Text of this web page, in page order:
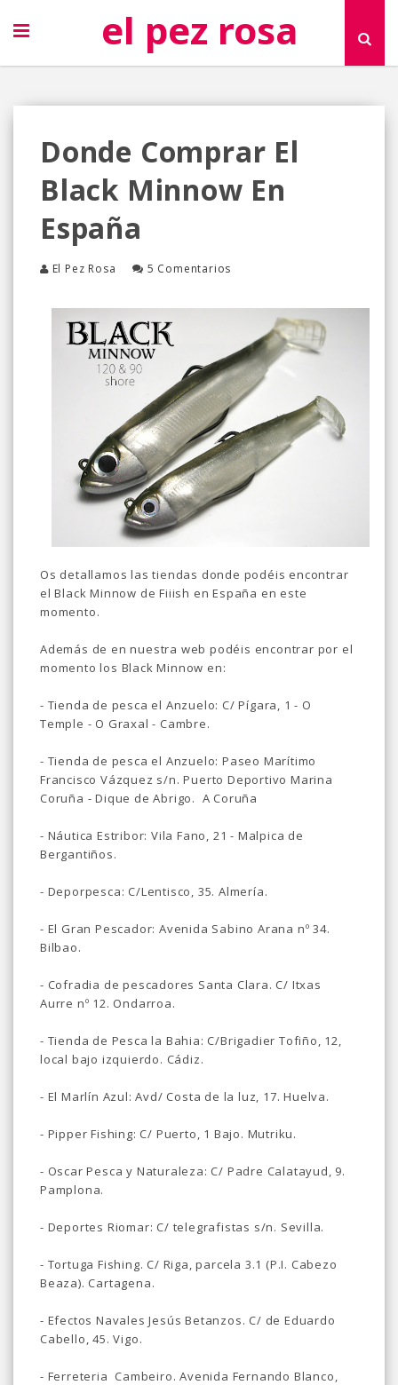
el pez rosa
Donde Comprar El
Black Minnow En
España
El Pez Rosa 5 Comentarios
Os detallamos las tiendas donde podéis encontrar
el Black Minnow de Fiiish en España en este
momento.
Además de en nuestra web podéis encontrar por el
momento los Black Minnow en:
- Tienda de pesca el Anzuelo: C/ Pígara, 1 - O
Temple - O Graxal - Cambre.
- Tienda de pesca el Anzuelo: Paseo Marítimo
Francisco Vázquez s/n. Puerto Deportivo Marina
Coruña - Dique de Abrigo. A Coruña
- Náutica Estribor:Vila Fano, 21 - Malpica de
Bergantiños.
- Deporpesca: C/Lentisco, 35. Almería.
- El Gran Pescador: Avenida Sabino Arana nº 34.
Bilbao.
- Cofradia de pescadores Santa Clara. C/ Itxas
Aurre nº 12. Ondarroa.
- Tienda de Pesca la Bahia: C/Brigadier Tofiño, 12,
local bajo izquierdo. Cádiz.
- El Marlín Azul: Avd/ Costa de la luz, 17. Huelva.
- Pipper Fishing: C/ Puerto, 1 Bajo. Mutriku.
- Oscar Pesca y Naturaleza: C/ Padre Calatayud, 9.
Pamplona.
- Deportes Riomar: C/ telegrafistas s/n. Sevilla.
- Tortuga Fishing. C/ Riga, parcela 3.1 (P.I. Cabezo
Beaza). Cartagena.
- Efectos Navales Jesús Betanzos. C/ de Eduardo
Cabello, 45. Vigo.
- Ferreteria Cambeiro.Avenida Fernando Blanco,